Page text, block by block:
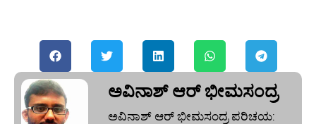
ಅವಿನಾಶ್‌ ಆರ್‌ ಭೀಮಸಂದ್ರ
ಅವಿನಾಶ್‌ ಆರ್‌ ಭೀಮಸಂದ್ರ ಪರಿಚಯ: